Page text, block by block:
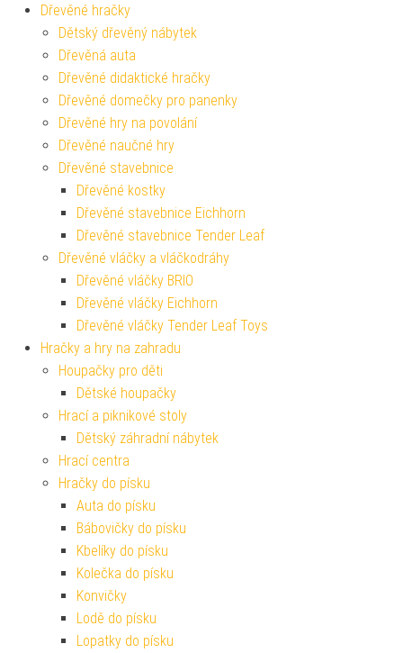
Dřevěné hračky
Dětský dřevěný nábytek
Dřevěná auta
Dřevěné didaktické hračky
Dřevěné domečky pro panenky
Dřevěné hry na povolání
Dřevěné naučné hry
Dřevěné stavebnice
Dřevěné kostky
Dřevěné stavebnice Eichhorn
Dřevěné stavebnice Tender Leaf
Dřevěné vláčky a vláčkodráhy
Dřevěné vláčky BRIO
Dřevěné vláčky Eichhorn
Dřevěné vláčky Tender Leaf Toys
Hračky a hry na zahradu
Houpačky pro děti
Dětské houpačky
Hrací a piknikové stoly
Dětský záhradní nábytek
Hrací centra
Hračky do písku
Auta do písku
Bábovičky do písku
Kbelíky do písku
Kolečka do písku
Konvičky
Lodě do písku
Lopatky do písku